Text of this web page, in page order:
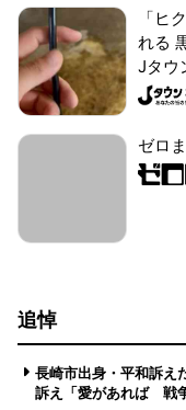
「ヒ
れる
Jタウ
ゼロ
追悼
長崎市出身・平和訴
訴え「愛があれば 戦